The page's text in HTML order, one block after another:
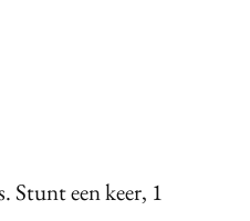
Stunt een keer, 1